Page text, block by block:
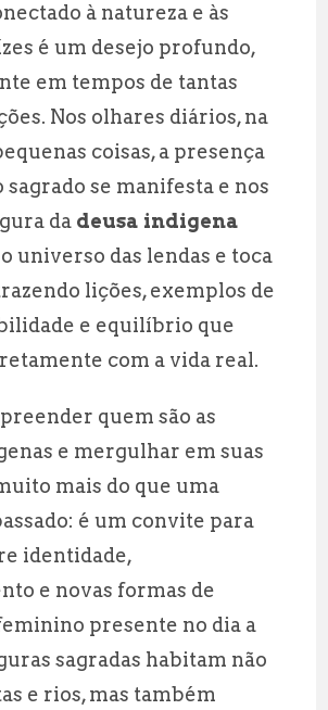
e
g
r
a
m
a
r
e
à natureza e às
é um desejo profundo,
em tempos de tantas
Nos olhares diários, na
coisas, a presença
se manifesta e nos
da deusa indigena
universo das lendas e toca
lições, exemplos de
e equilíbrio que
com a vida real.
quem são as
e mergulhar em suas
mais do que uma
é um convite para
identidade,
e novas formas de
presente no dia a
sagradas habitam não
e rios, mas também